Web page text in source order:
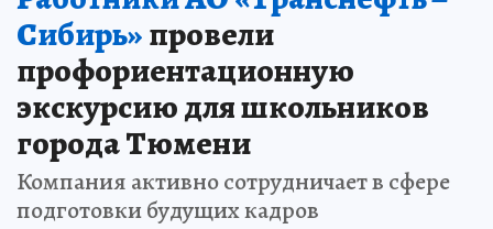
Сибирь»провели
профориентационную
экскурсию для школьников
города Тюмени
Компания активно сотрудничает в сфере
подготовки будущих кадров